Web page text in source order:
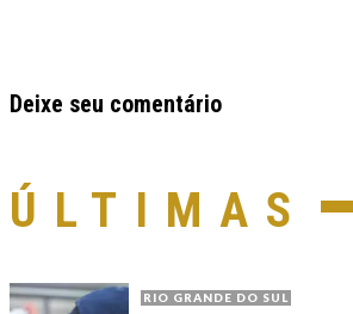
Deixe seu comentário
ÚLTIMAS
RIO GRANDE DO SUL